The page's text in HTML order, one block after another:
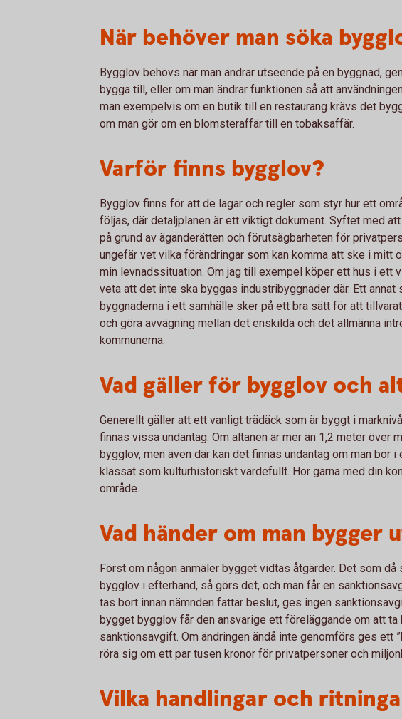
När behöver man söka
Bygglov behövs när man ändrar utseende på en byggnad,
bygga till, eller om man ändrar funktionen så att
man exempelvis om en butik till en restaurang krävs det
om man gör om en blomsteraffär till en tobaksaffär.
Varför finns bygglov?
Bygglov finns för att de lagar och regler som styr hur ett
följas, där detaljplanen är ett viktigt dokument. Syftet med
på grund av äganderätten och förutsägbarheten för
ungefär vet vilka förändringar som kan komma att ske i mitt
min levnadssituation. Om jag till exempel köper ett hus i ett
veta att det inte ska byggas industribyggnader där. Ett
byggnaderna i ett samhälle sker på ett bra sätt för att
och göra avvägning mellan det enskilda och det allmänna
kommunerna.
Vad gäller för bygglov och
Generellt gäller att ett vanligt trädäck som är byggt i
finnas vissa undantag. Om altanen är mer än 1,2 meter över
bygglov, men även där kan det finnas undantag om man bor
klassat som kulturhistoriskt värdefullt. Hör gärna med din
område.
Vad händer om man bygger
Först om någon anmäler bygget vidtas åtgärder. Det som
bygglov i efterhand, så görs det, och man får en
tas bort innan nämnden fattar beslut, ges ingen
bygget bygglov får den ansvarige ett föreläggande om att ta
sanktionsavgift. Om ändringen ändå inte genomförs ges ett
röra sig om ett par tusen kronor för privatpersoner och
Vilka handlingar och